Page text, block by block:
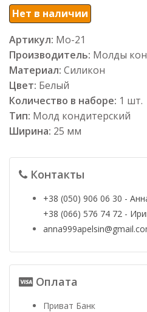
Нет в наличии
Артикул: Мо-21
Производитель: Молды
Материал: Силикон
Цвет: Белый
Количество в наборе: 1 шт.
Тип: Молд кондитерский
Ширина: 25 мм
Контакты
+38 (050) 906 06 30 -
+38 (066) 576 74 72 -
Оплата
Приват Банк